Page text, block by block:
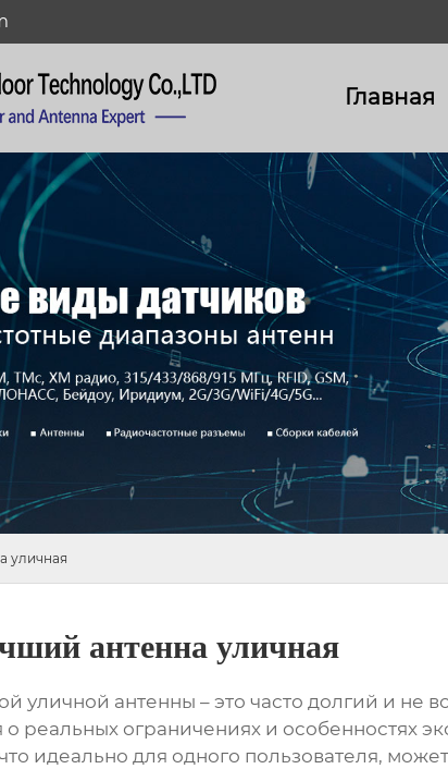
Главная
уличная
антенна уличная
уличной антенны – это часто долгий и не
о реальных ограничениях и особенностях
идеально для одного пользователя,